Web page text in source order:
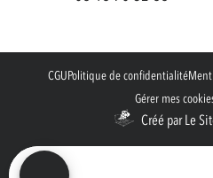
CGUPolitique de confidentialité
Gérer mes
Créé par Le